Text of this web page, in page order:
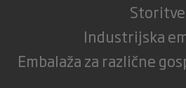
Storitve
Industrijska
Embalaža za različne